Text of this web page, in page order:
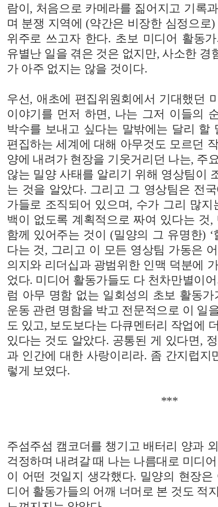
람이, 처음으로 카메라를 짊어지고 기록
며 분쟁 지역에 (약간은 비장한 심정으로
위주로 쓰고자 한다. 초보 미디어 활동
유별난 일을 겪은 것은 없지만, 사소한 경
가 아주 없지는 않을 것이다.
우선, 애초에 편집위원회에서 기대했던
이야기를 먼저 하면, 나는 그저 이들의
박수를 보내고 싶다는 말밖에는 달리 할
편집하는 세계에 대해 아무것도 모르던
양에 내려가 현장을 기웃거리던 나는, 주
않는 밀양 사태를 알리기 위해 영상팀이
는 것을 알았다. 그리고 그 영상팀은 전
가들로 조직되어 있으며, 수가 그리 많
백이 없도록 계획적으로 짜여 있다는 것
함께 있어주는 것이 (밀양의 그 유명한) ‘
다는 것, 그리고 이 모든 영상팀 가동은
의지와 리더십과 광범위한 인맥 덕분에
었다. 미디어 활동가들도 다 천차만별이
럼 아무 명함 없는 일회성의 초보 활동
운동 관련 명함을 박고 전문적으로 이 일
도 있고, 보도보다는 다큐멘터리 작업에
있다는 것도 알았다. 공통된 게 있다면,
과 인간에 대한 사랑이리라. 좀 간지럽지
렇게 보였다.
***
주섬주섬 캠코더를 챙기고 배터리 양과
걱정하며 내려갈 때 나는 나름대로 미디
이 어떤 것일지 생각했다. 밀양의 현장
디어 활동가들의 어깨 너머로 본 것도 적